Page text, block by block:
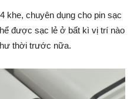
khe, chuyên dụng cho pin sạc
được sạc lẻ ở bất kì vị trí nào
thời trước nữa.